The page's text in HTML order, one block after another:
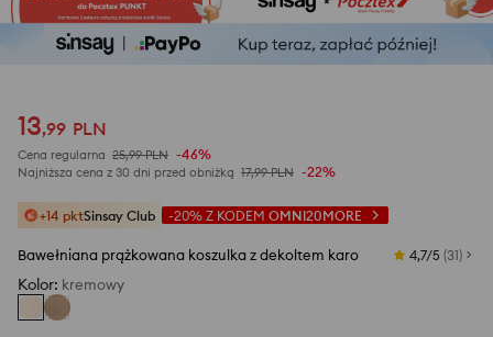
13,99 PLN
Cena regularna 25,99 PLN -46%
Najniższa cena z 30 dni przed obniżką 17,99 PLN -22%
+14 pktSinsay Club -20% Z KODEM OMNI20MORE
Bawełniana prążkowana koszulka z dekoltem karo 4,7/5 (31)
Kolor: kremowy